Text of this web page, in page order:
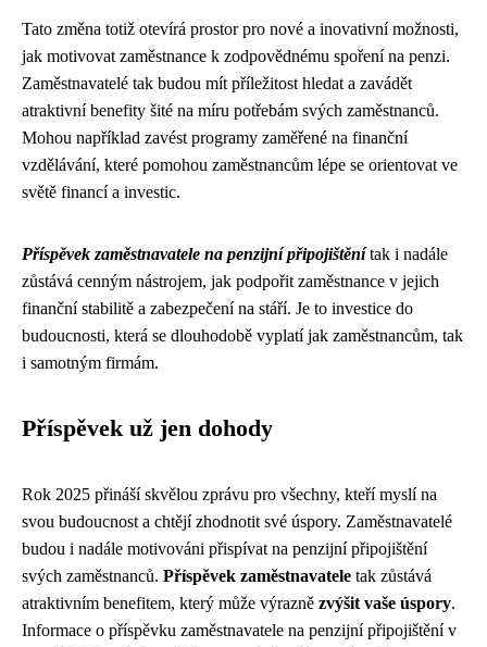
Tato změna totiž otevírá prostor pro nové a inovativní možnosti,
jak motivovat zaměstnance k zodpovědnému spoření na penzi.
Zaměstnavatelé tak budou mít příležitost hledat a zavádět
atraktivní benefity šité na míru potřebám svých zaměstnanců.
Mohou například zavést programy zaměřené na finanční
vzdělávání, které pomohou zaměstnancům lépe se orientovat ve
světě financí a investic.
Příspěvek zaměstnavatele na penzijní připojištěnítak i nadále
zůstává cenným nástrojem, jak podpořit zaměstnance v jejich
finanční stabilitě a zabezpečení na stáří. Je to investice do
budoucnosti, která se dlouhodobě vyplatí jak zaměstnancům, tak
i samotným firmám.
Příspěvek už jen dohody
Rok 2025 přináší skvělou zprávu pro všechny, kteří myslí na
svou budoucnost a chtějí zhodnotit své úspory. Zaměstnavatelé
budou i nadále motivováni přispívat na penzijní připojištění
svých zaměstnanců. Příspěvek zaměstnavatele tak zůstává
atraktivním benefitem, který může výrazně zvýšit vaše úspory.
Informace o příspěvku zaměstnavatele na penzijní připojištění v